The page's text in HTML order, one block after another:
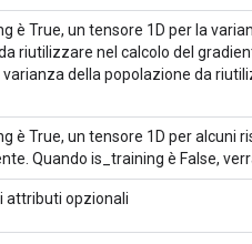
è True, un tensore 1D per la
riutilizzare nel calcolo del
della popolazione da
è True, un tensore 1D per alcuni
Quando is_training è False,
attributi opzionali